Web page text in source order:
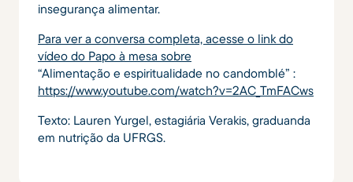
insegurança alimentar.
Para ver a conversa completa, acesse o link do
vídeo do Papo à mesa sobre
“Alimentação e espiritualidade no candomblé” :
https://www.youtube.com/watch?v=2AC_TmFACws
Texto: Lauren Yurgel, estagiária Verakis, graduanda
em nutrição da UFRGS.